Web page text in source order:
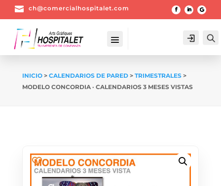
 ch@comercialhospitalet.com
Login
INICIO> CALENDARIOS DE PARED> TRIMESTRALES>
MODELO CONCORDIA · CALENDARIOS 3 MESES VISTAS